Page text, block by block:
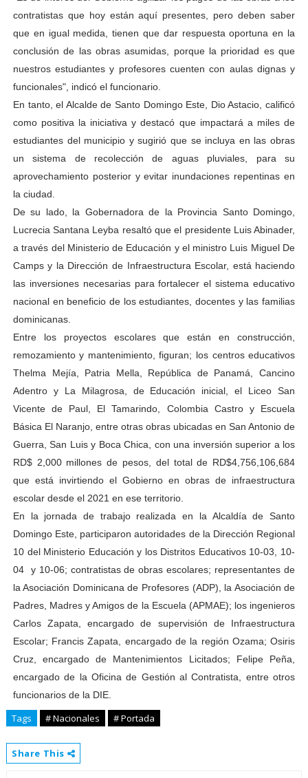
contratistas que hoy están aquí presentes, pero deben saber
que en igual medida, tienen que dar respuesta oportuna en la
conclusión de las obras asumidas, porque la prioridad es que
nuestros estudiantes y profesores cuenten con aulas dignas y
funcionales", indicó el funcionario.
En tanto, el Alcalde de Santo Domingo Este, Dio Astacio, calificó
como positiva la iniciativa y destacó que impactará a miles de
estudiantes del municipio y sugirió que se incluya en las obras
un sistema de recolección de aguas pluviales, para su
aprovechamiento posterior y evitar inundaciones repentinas en
la ciudad.
De su lado, la Gobernadora de la Provincia Santo Domingo,
Lucrecia Santana Leyba resaltó que el presidente Luis Abinader,
a través del Ministerio de Educación y el ministro Luis Miguel De
Camps y la Dirección de Infraestructura Escolar, está haciendo
las inversiones necesarias para fortalecer el sistema educativo
nacional en beneficio de los estudiantes, docentes y las familias
dominicanas.
Entre los proyectos escolares que están en construcción,
remozamiento y mantenimiento, figuran; los centros educativos
Thelma Mejía, Patria Mella, República de Panamá, Cancino
Adentro y La Milagrosa, de Educación inicial, el Liceo San
Vicente de Paul, El Tamarindo, Colombia Castro y Escuela
Básica El Naranjo, entre otras obras ubicadas en San Antonio de
Guerra, San Luis y Boca Chica, con una inversión superior a los
RD$ 2,000 millones de pesos, del total de RD$4,756,106,684
que está invirtiendo el Gobierno en obras de infraestructura
escolar desde el 2021 en ese territorio.
En la jornada de trabajo realizada en la Alcaldía de Santo
Domingo Este, participaron autoridades de la Dirección Regional
10 del Ministerio Educación y los Distritos Educativos 10-03, 10-
04 y 10-06; contratistas de obras escolares; representantes de
la Asociación Dominicana de Profesores (ADP), la Asociación de
Padres, Madres y Amigos de la Escuela (APMAE); los ingenieros
Carlos Zapata, encargado de supervisión de Infraestructura
Escolar; Francis Zapata, encargado de la región Ozama; Osiris
Cruz, encargado de Mantenimientos Licitados; Felipe Peña,
encargado de la Oficina de Gestión al Contratista, entre otros
funcionarios de la DIE.
Tags # Nacionales # Portada
Share This